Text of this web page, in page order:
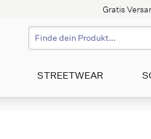
Gratis
STREETWEAR